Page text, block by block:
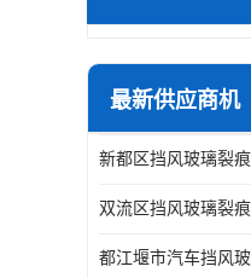
最新供应商机
新都区挡风玻璃裂
双流区挡风玻璃裂